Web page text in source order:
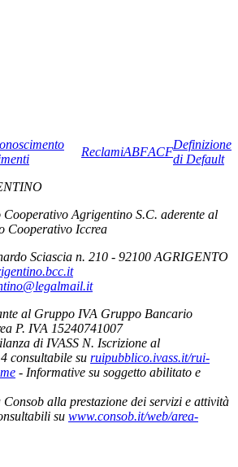
ReclamiABFACF
Definizione
di Default
Agrigentino S.C. aderente al
Cooperativo Iccrea
Sciascia n. 210 - 92100 AGRIGENTO
al Gruppo IVA Gruppo Bancario
P. IVA 15240741007
di IVASS N. Iscrizione al
consultabile su ruipubblico.ivass.it/rui-
- Informative su soggetto abilitato e
alla prestazione dei servizi e attività
su www.consob.it/web/area-